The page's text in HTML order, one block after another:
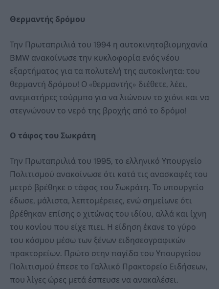
Θερμαντής δρόμου
Την Πρωταπριλιά του 1994 η αυτοκινητοβιομηχανία
BMW ανακοίνωσε την κυκλοφορία ενός νέου
εξαρτήματος για τα πολυτελή της αυτοκίνητα: του
θερμαντή δρόμου! Ο «θερμαντής» διέθετε, λέει,
ανεμιστήρες τούρμπο για να λιώνουν το χιόνι και να
στεγνώνουν το νερό της βροχής από το δρόμο!
Ο τάφος του Σωκράτη
Την Πρωταπριλιά του 1995, το ελληνικό Υπουργείο
Πολιτισμού ανακοίνωσε ότι κατά τις ανασκαφές του
μετρό βρέθηκε ο τάφος του Σωκράτη. Το υπουργείο
έδωσε, μάλιστα, λεπτομέρειες, ενώ σημείωνε ότι
βρέθηκαν επίσης ο χιτώνας του ιδίου, αλλά και ίχνη
του κονίου που είχε πιει. Η είδηση έκανε το γύρο
του κόσμου μέσω των ξένων ειδησεογραφικών
πρακτορείων. Πρώτο στην παγίδα του Υπουργείου
Πολιτισμού έπεσε το Γαλλικό Πρακτορείο Ειδήσεων,
που λίγες ώρες μετά έσπευσε να ανακαλέσει.